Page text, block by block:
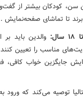
سن، کودکان بیشتر از
تا تماشای صفحه‌نمایش .
والدین باید
مناسب را تعیین کنند
جایگزین خواب کافی،
توصیه می‌کند که ورود